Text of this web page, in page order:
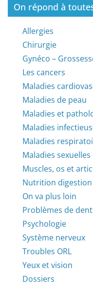
On répond à
Allergies
Chirurgie
Gynéco –
Les cancers
Maladies
Maladies de peau
Maladies et
Maladies
Maladies
Maladies sexuelles
Muscles, os et
Nutrition digestion
On va plus loin
Problèmes de
Psychologie
Système nerveux
Troubles ORL
Yeux et vision
Dossiers